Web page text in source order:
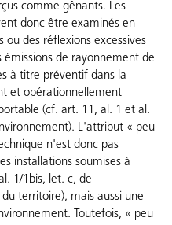
comme gênants. Les
donc être examinés en
ou des réflexions excessives
de rayonnement de
à titre préventif dans la
et opérationnellement
(cf. art. 11, al. 1 et al.
L'attribut « peu
n'est donc pas
installations soumises à
1/1bis, let. c, de
territoire), mais aussi une
Toutefois, « peu